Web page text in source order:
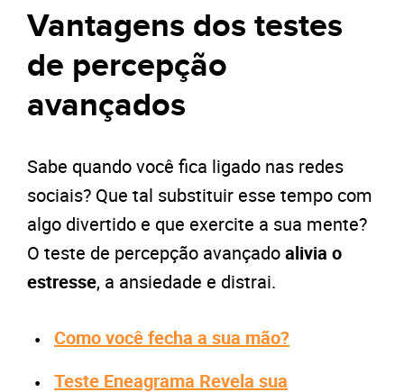
Vantagens dos testes
de percepção
avançados
Sabe quando você fica ligado nas redes
sociais? Que tal substituir esse tempo com
algo divertido e que exercite a sua mente?
O teste de percepção avançadoalivia o
estresse, a ansiedade e distrai.
Como você fecha a sua mão?
Teste Eneagrama Revela sua